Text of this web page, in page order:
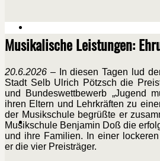
Musikalische Leistungen:
20.6.2026 – In diesen Tagen lud
Stadt Selb Ulrich Pötzsch die
und Bundeswettbewerb „Jugend
ihren Eltern und Lehrkräften zu
der Musikschule begrüßte er
Musikschule Benjamin Doß die
und ihre Familien. In einer
er die vier Preisträger.